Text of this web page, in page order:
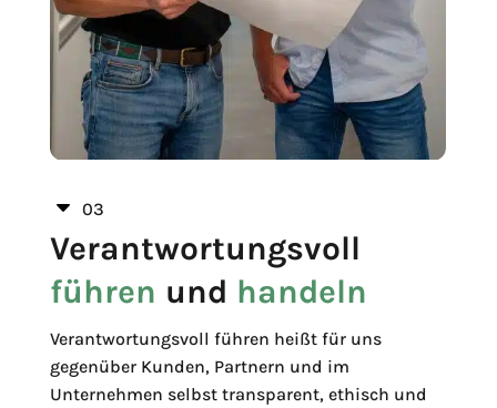
C 03
Verantwortungsvoll
führen und handeln
Verantwortungsvoll führen heißt für uns
gegenüber Kunden, Partnern und im
Unternehmen selbst transparent, ethisch und